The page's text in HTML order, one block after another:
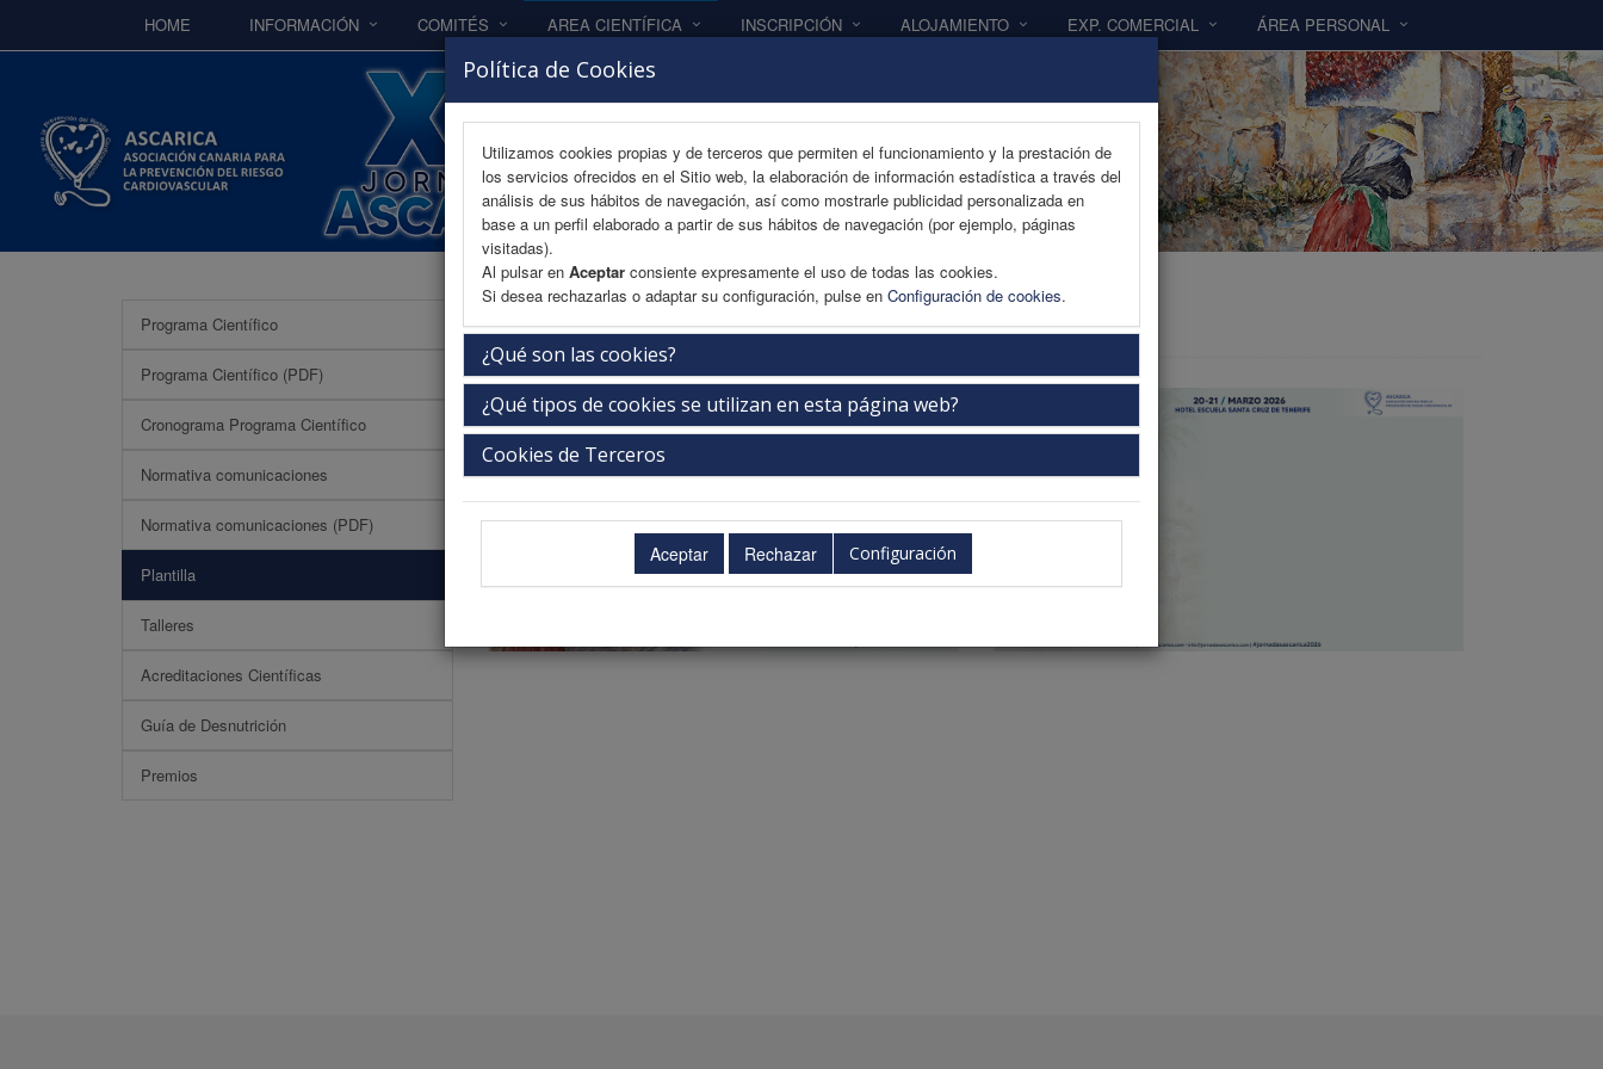
Política de Cookies
Utilizamos cookies propias y de terceros que permiten el funcionamiento y la prestación de
los servicios ofrecidos en el Sitio web, la elaboración de información estadística a través del
análisis de sus hábitos de navegación, así como mostrarle publicidad personalizada en
base a un perfil elaborado a partir de sus hábitos de navegación (por ejemplo, páginas
visitadas).
Al pulsar en Aceptar consiente expresamente el uso de todas las cookies.
Si desea rechazarlas o adaptar su configuración, pulse en Configuración de cookies.
¿Qué son las cookies?
¿Qué tipos de cookies se utilizan en esta página web?
Cookies de Terceros
Configuración
HOME INFORMACIÓN COMITÉS AREA CIENTÍFICA INSCRIPCIÓN ALOJAMIENTO EXP. COMERCIAL ÁREA PERSONAL
Programa Científico
Programa Científico (PDF)
Cronograma Programa Científico
Normativa comunicaciones
Normativa comunicaciones (PDF)
Plantilla
Talleres
Acreditaciones Científicas
Guía de Desnutrición
Premios
Plantillas